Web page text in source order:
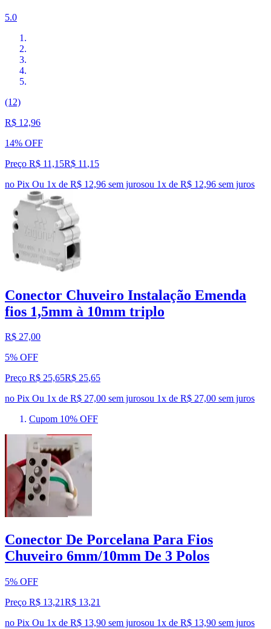
5.0
(12)
R$ 12,96
14% OFF
Preço R$ 11,15R$ 11 ,15
no Pix Ou 1x de R$ 12,96 sem jurosou 1x de R$ 12,96 sem juros
Conector Chuveiro Instalação Emenda
fios 1,5mm à 10mm triplo
R$ 27,00
5% OFF
Preço R$ 25,65R$ 25,65
no Pix Ou 1x de R$ 27,00 sem jurosou 1x de R$ 27,00 sem juros
Cupom 10% OFF
Conector De Porcelana Para Fios
Chuveiro 6mm/10mm De 3 Polos
5% OFF
Preço R$ 13,21R$ 13,21
no Pix Ou 1x de R$ 13,90 sem jurosou 1x de R$ 13,90 sem juros